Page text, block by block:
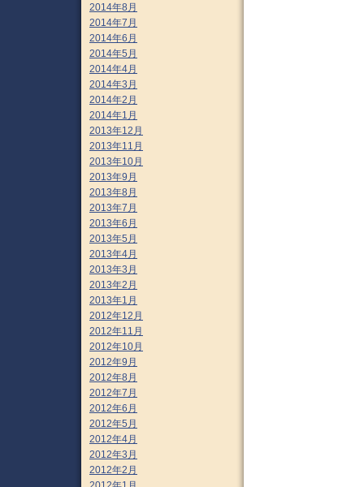
2014年8月
2014年7月
2014年6月
2014年5月
2014年4月
2014年3月
2014年2月
2014年1月
2013年12月
2013年11月
2013年10月
2013年9月
2013年8月
2013年7月
2013年6月
2013年5月
2013年4月
2013年3月
2013年2月
2013年1月
2012年12月
2012年11月
2012年10月
2012年9月
2012年8月
2012年7月
2012年6月
2012年5月
2012年4月
2012年3月
2012年2月